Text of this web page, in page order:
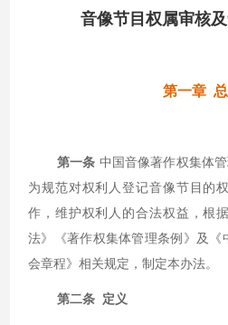
音像节目权属审核
第一章 总
第一条 中国音像著作权集体管
为规范对权利人登记音像节目的
作，维护权利人的合法权益，根
法》《著作权集体管理条例》及《
会章程》相关规定，制定本办法。
第二条 定义